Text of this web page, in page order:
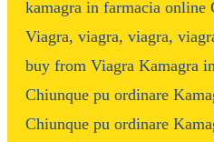
kamagra in farmacia online
Viagra, viagra, viagra,
buy from Viagra Kamagra
Chiunque pu ordinare
Chiunque pu ordinare